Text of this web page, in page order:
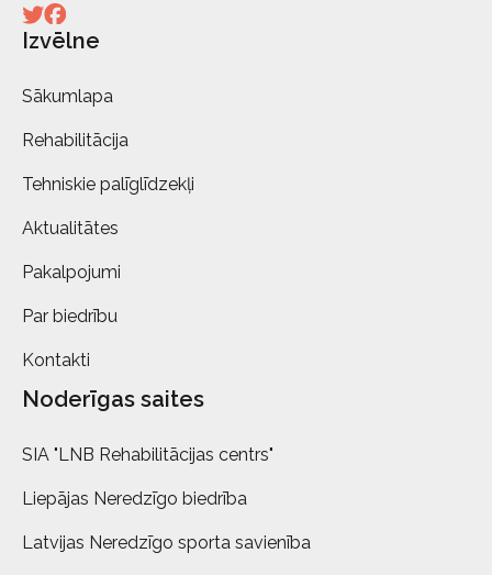
Izvēlne
Sākumlapa
Rehabilitācija
Tehniskie palīglīdzekļi
Aktualitātes
Pakalpojumi
Par biedrību
Kontakti
Noderīgas saites
SIA "LNB Rehabilitācijas centrs"
Liepājas Neredzīgo biedrība
Latvijas Neredzīgo sporta savienība